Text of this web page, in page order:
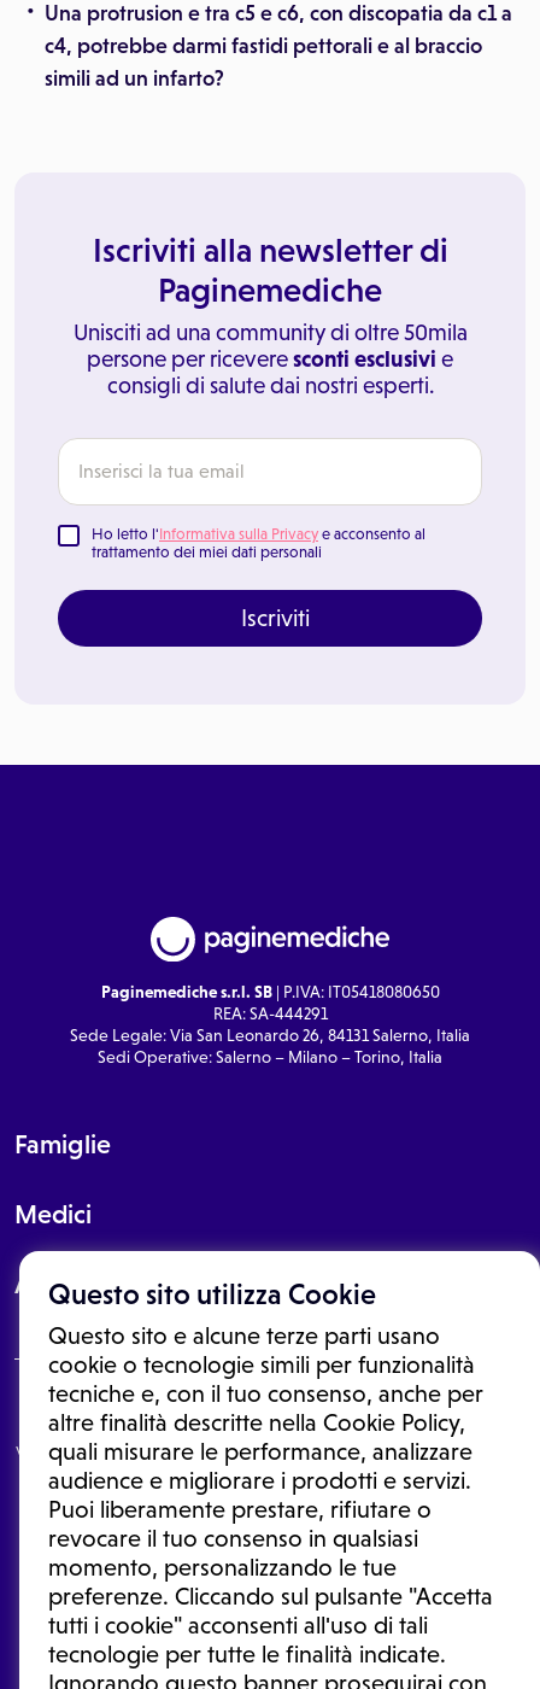
Questo sito utilizza Cookie
Questo sito e alcune terze parti usano
cookie o tecnologie simili per funzionalità
tecniche e, con il tuo consenso, anche per
altre finalità descritte nella Cookie Policy,
quali misurare le performance, analizzare
audience e migliorare i prodotti e servizi.
Puoi liberamente prestare, rifiutare o
revocare il tuo consenso in qualsiasi
momento, personalizzando le tue
preferenze. Cliccando sul pulsante "Accetta
tutti i cookie" acconsenti all'uso di tali
tecnologie per tutte le finalità indicate.
Ignorando questo banner proseguirai con
Una protrusion e tra c5 e c6, con discopatia da c1 a
c4, potrebbe darmi fastidi pettorali e al braccio
simili ad un infarto?
Iscriviti alla newsletter di
Paginemediche
Unisciti ad una community di oltre 50mila
persone per riceveresconti esclusivi e
consigli di salute dai nostri esperti.
Ho letto l'Informativa sulla Privacy e acconsento al
trattamento dei miei dati personali
Iscriviti
Paginemediche s.r.l. SB| P.IVA: IT05418080650
REA: SA-444291
Sede Legale: Via San Leonardo 26, 84131 Salerno, Italia
Sedi Operative: Salerno – Milano – Torino, Italia
Famiglie
Medici
About
Le informazioni proposte in questo sito non sono un consulto medico.
In nessun caso, queste informazioni sostituiscono un consulto, una
visita o una diagnosi formulata dal medico. Non si devono considerare
le informazioni disponibili come suggerimenti per la formulazione di
una diagnosi, la determinazione di un trattamento o l'assunzione o
sospensione di un farmaco senza prima consultare un medico di
medicina generale o uno specialista.
Condizioni di utilizzo|Privacy Policy |Gestione cookie
Ⓒ 2026 | Tutti i diritti riservati.